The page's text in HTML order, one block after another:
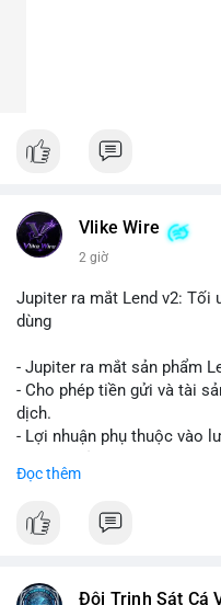
Vlike Wire
2 giờ
Jupiter ra mắt Lend v2: Tối
dùng
- Jupiter ra mắt sản phẩm
- Cho phép tiền gửi và tài
dịch.
- Lợi nhuận phụ thuộc vào
- Tăng hiệu quả sử dụng
#solana #jupiter
Đọc thêm
Đội Trinh Sát Cá